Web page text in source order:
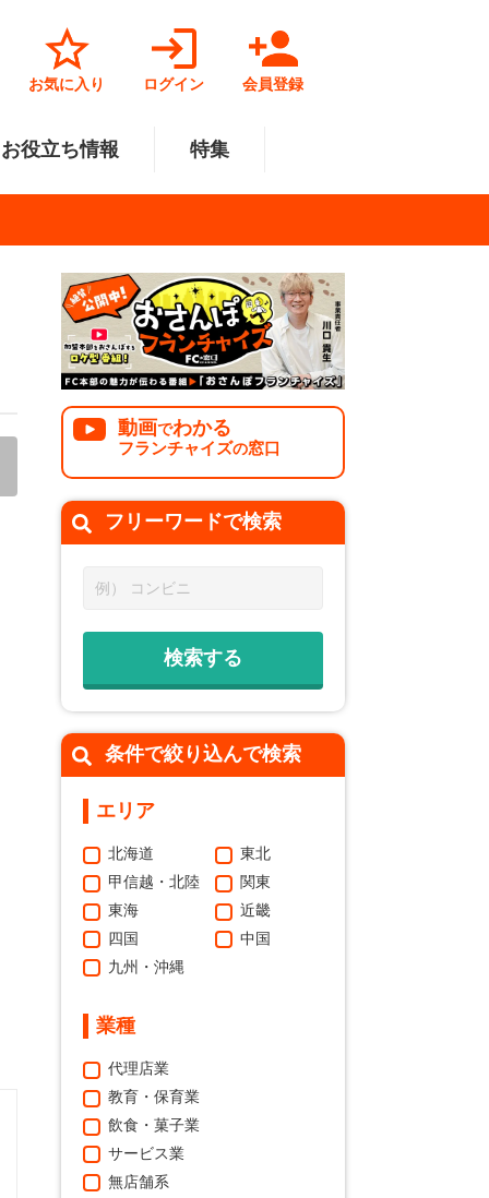
お気に入り ログイン 会員登録
サービス業
美容・健康業
500万円 501万円～1000万円
関東
中国
リペアクリーニング
法人様オススメ
お役立ち情報 特集
動画でわかる
フランチャイズの窓口
フリーワードで検索
条件で絞り込んで検索
エリア
北海道
東北
甲信越・北陸
関東
東海
近畿
四国
中国
九州・沖縄
業種
代理店業
教育・保育業
飲食・菓子業
サービス業
無店舗系